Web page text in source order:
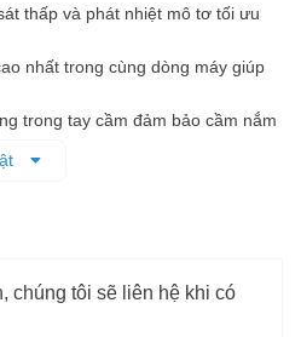
thấp và phát nhiệt mô tơ tối ưu
nhất trong cùng dòng máy giúp
trong tay cầm đảm bảo cầm nắm
hoạt, dễ kiểm soát trong quá
người sử dụng.
chúng tôi sẽ liên hệ khi có